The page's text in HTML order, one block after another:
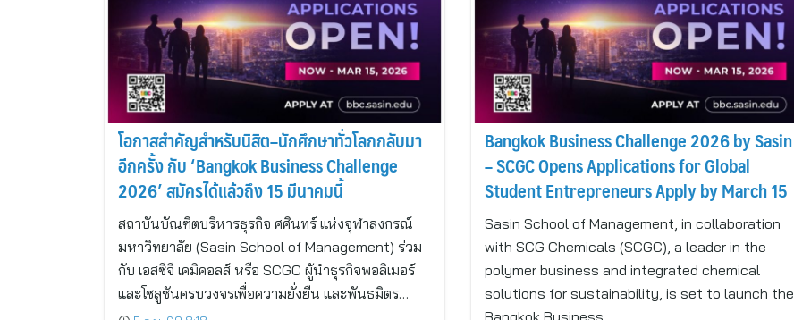
โอกาสสำคัญสำหรับนิสิต–นักศึกษาทั่วโลกกลับมา
อีกครั้ง กับ ‘Bangkok Business Challenge
2026’ สมัครได้แล้วถึง 15 มีนาคมนี้
สถาบันบัณฑิตบริหารธุรกิจ ศศินทร์ แห่งจุฬาลงกรณ์
มหาวิทยาลัย (Sasin School of Management) ร่วม
กับ เอสซีจี เคมิคอลส์ หรือ SCGC ผู้นำธุรกิจพอลิเมอร์
และโซลูชันครบวงจรเพื่อความยั่งยืน และพันธมิตร…
Bangkok Business Challenge 2026 by Sasin
– SCGC Opens Applications for Global
Student Entrepreneurs Apply by March 15
Sasin School of Management, in collaboration
with SCG Chemicals (SCGC), a leader in the
polymer business and integrated chemical
solutions for sustainability, is set to launch the
Bangkok Business…